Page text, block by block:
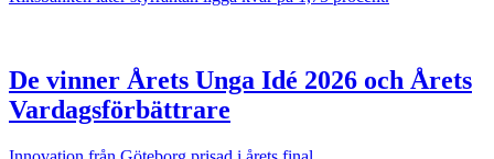
De vinner Årets Unga Idé 2026 och Årets
Vardagsförbättrare